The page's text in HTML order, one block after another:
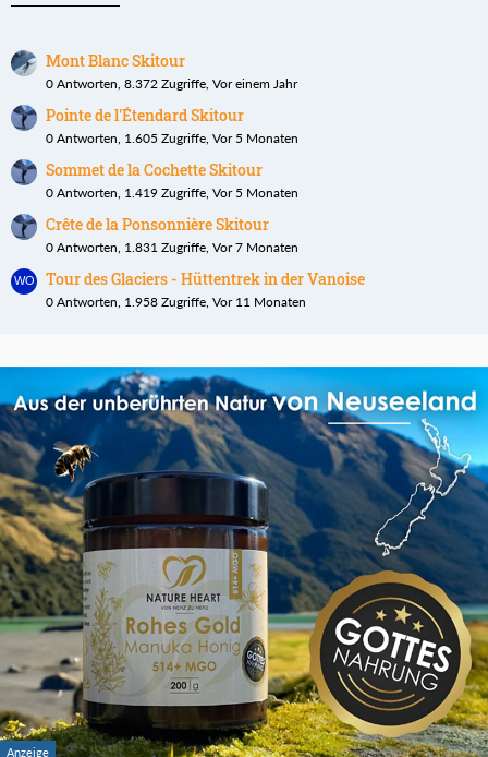
Mont Blanc Skitour
0 Antworten, 8.372 Zugriffe, Vor einem Jahr
Pointe de l'Étendard Skitour
0 Antworten, 1.605 Zugriffe, Vor 5 Monaten
Sommet de la Cochette Skitour
0 Antworten, 1.419 Zugriffe, Vor 5 Monaten
Crête de la Ponsonnière Skitour
0 Antworten, 1.831 Zugriffe, Vor 7 Monaten
Tour des Glaciers - Hüttentrek in der Vanoise
0 Antworten, 1.958 Zugriffe, Vor 11 Monaten